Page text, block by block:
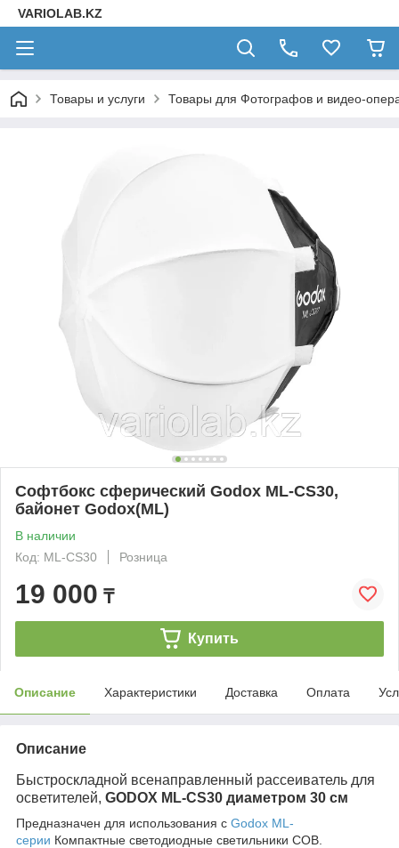
VARIOLAB.KZ
Товары и услуги Товары для Фотографов и видео-
Софтбокс сферический Godox ML-CS30,
байонет Godox(ML)
В наличии
Код: ML-CS30
Розница
19 000 ₸
Купить
Описание Характеристики Доставка Оплата
Описание
Быстроскладной всенаправленный рассеиватель для
осветителей, GODOX ML-CS30 диаметром 30 см
Предназначен для использования с Godox ML-
серии Компактные светодиодные светильники COB.